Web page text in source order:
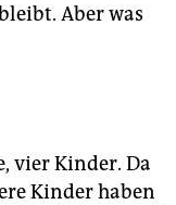
Aber was
vier Kinder. Da
Kinder haben